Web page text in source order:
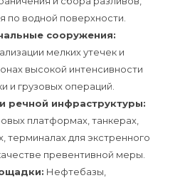
по водной поверхности.
сооружения:
мелких утечек и
высокой интенсивности
и грузовых операций.
речной инфраструктуры:
платформах, танкерах,
терминалах для экстренного
превентивной меры.
Нефтебазы,